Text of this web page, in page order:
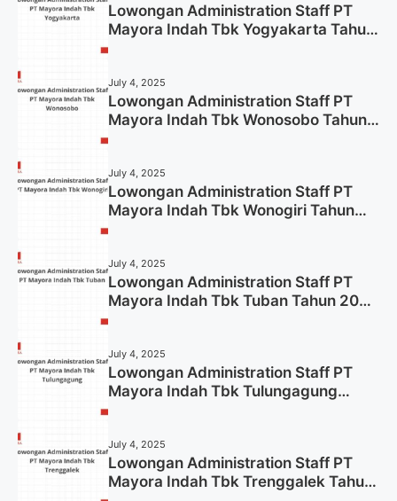
Lowongan Administration Staff PT
Mayora Indah Tbk Yogyakarta Tahun
July 4, 2025
Lowongan Administration Staff PT
Mayora Indah Tbk Wonosobo Tahun
July 4, 2025
Lowongan Administration Staff PT
Mayora Indah Tbk Wonogiri Tahun
July 4, 2025
Lowongan Administration Staff PT
Mayora Indah Tbk Tuban Tahun 2025
July 4, 2025
Lowongan Administration Staff PT
Mayora Indah Tbk Tulungagung
July 4, 2025
Lowongan Administration Staff PT
Mayora Indah Tbk Trenggalek Tahun